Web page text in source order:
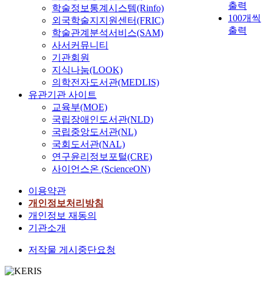
출력
100개씩
출력
학술정보통계시스템(Rinfo)
외국학술지지원센터(FRIC)
학술관계분석서비스(SAM)
사서커뮤니티
기관회원
지식나눔(LOOK)
의학전자도서관(MEDLIS)
유관기관 사이트
교육부(MOE)
국립장애인도서관(NLD)
국립중앙도서관(NL)
국회도서관(NAL)
연구윤리정보포털(CRE)
사이언스온 (ScienceON)
이용약관
개인정보처리방침
개인정보 재동의
기관소개
저작물 게시중단요청